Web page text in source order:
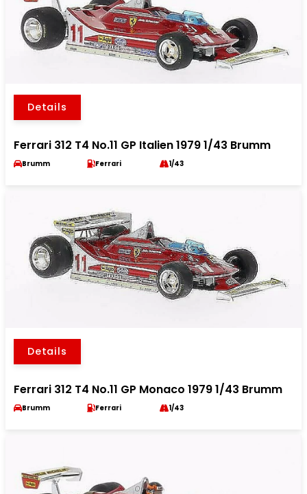
Details
Ferrari 312 T4 No.11 GP Italien 1979 1/43 Brumm
Brumm Ferrari 1/43
Details
Ferrari 312 T4 No.11 GP Monaco 1979 1/43 Brumm
Brumm Ferrari 1/43